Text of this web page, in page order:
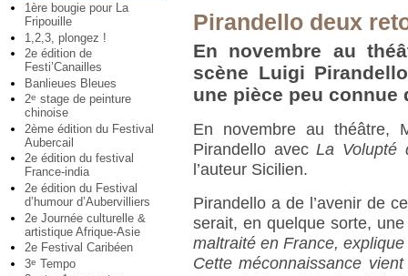
1ère bougie pour La
Fripouille
1,2,3, plongez !
2e édition de
Festi’Canailles
Banlieues Bleues
2e stage de peinture
chinoise
2ème édition du Festival
Aubercail
2e édition du festival
France-india
2e édition du Festival
d’humour d’Aubervilliers
2e Journée culturelle &
artistique Afrique-Asie
2e Festival Caribéen
3e Tempo
Pirandello deux
En novembre au
scène Luigi
une pièce peu connue
En novembre au théâtre,
Pirandello avecLa Volupté
l’auteur Sicilien.
Pirandello a de l’avenir de
serait, en quelque sorte,
maltraité en France,
Cette méconnaissance